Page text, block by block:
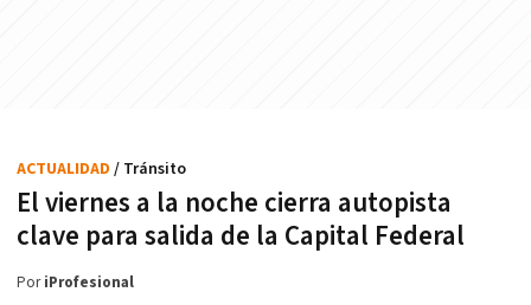
El viernes a la noche cierra autopista
clave para salida de la Capital Federal
ACTUALIDAD / Tránsito
PoriProfesional